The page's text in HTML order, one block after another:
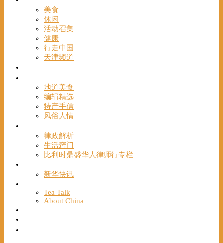
美食
休闲
活动召集
健康
行走中国
天津频道
地道美食
编辑精选
特产手信
风俗人情
律政解析
生活窍门
比利时鼎盛华人律师行专栏
新华快讯
Tea Talk
About China